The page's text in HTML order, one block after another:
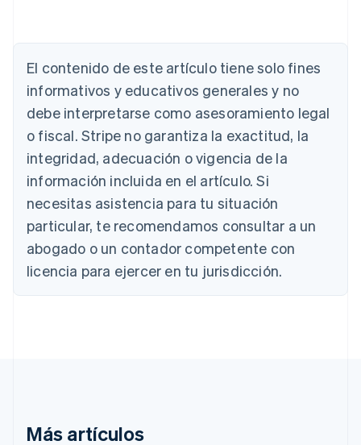
El contenido de este artículo tiene solo fines
informativos y educativos generales y no
debe interpretarse como asesoramiento legal
o fiscal. Stripe no garantiza la exactitud, la
integridad, adecuación o vigencia de la
información incluida en el artículo. Si
necesitas asistencia para tu situación
particular, te recomendamos consultar a un
abogado o un contador competente con
licencia para ejercer en tu jurisdicción.
Más artículos
Australia
Austria
DeutschEnglish
Bélgica
Nederlands Français Deutsch English
Brasil
Português English
Bulgaria
English
Canadá
English Français
China continental
简体中文 English
Chipre
Croacia
Eslovenia